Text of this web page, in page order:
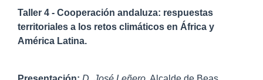
Taller 4 - Cooperación andaluza: respuestas
territoriales a los retos climáticos en África y
América Latina.